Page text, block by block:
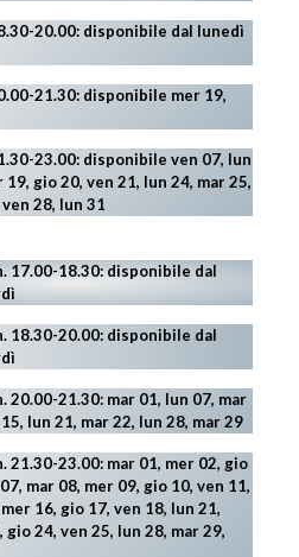
20.00: disponibile dal lunedì
21.30: disponibile mer 19,
23.00: disponibile ven 07, lun
19, gio 20, ven 21, lun 24, mar 25,
28, lun 31
17.00-18.30: disponibile dal
18.30-20.00: disponibile dal
20.00-21.30: mar 01, lun 07, mar
lun 21, mar 22, lun 28, mar 29
21.30-23.00: mar 01, mer 02, gio
mar 08, mer 09, gio 10, ven 11,
16, gio 17, ven 18, lun 21,
gio 24, ven 25, lun 28, mar 29,